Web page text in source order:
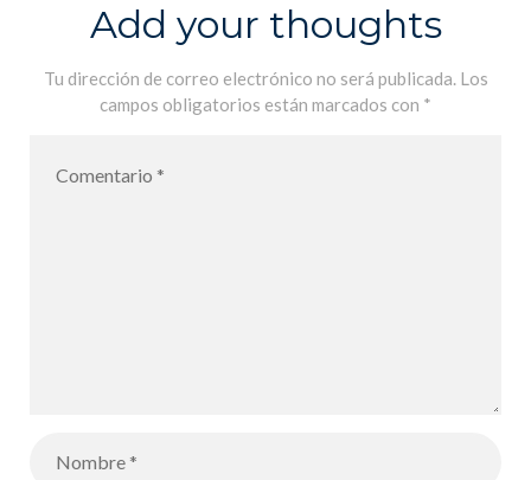
Add your thoughts
Tu dirección de correo electrónico no será publicada. Los
campos obligatorios están marcados con *